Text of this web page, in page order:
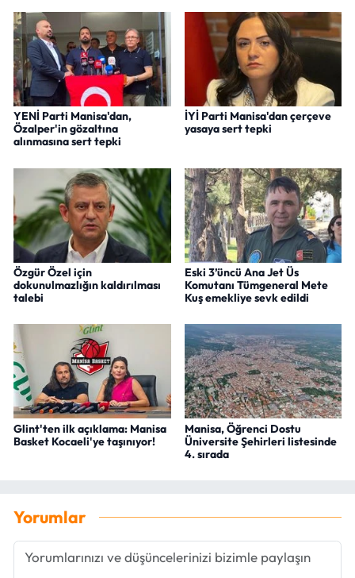
YENİ Parti Manisa'dan,
Özalper'in gözaltına
alınmasına sert tepki
İYİ Parti Manisa'dan çerçeve
yasaya sert tepki
Özgür Özel için
dokunulmazlığın kaldırılması
talebi
Eski 3’üncü Ana Jet Üs
Komutanı Tümgeneral Mete
Kuş emekliye sevk edildi
Glint'ten ilk açıklama: Manisa
Basket Kocaeli'ye taşınıyor!
Manisa, Öğrenci Dostu
Üniversite Şehirleri listesinde
4. sırada
Yorumlar